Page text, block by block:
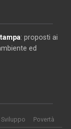
: proposti ai
ed
Sviluppo Povertà